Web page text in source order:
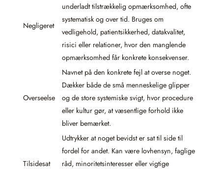
Negligeret
underladt tilstrækkelig opmærksomhed, ofte
systematisk og over tid. Bruges om
vedligehold, patientsikkerhed, datakvalitet,
risici eller relationer, hvor den manglende
opmærksomhed får konkrete konsekvenser.
Overseelse
Navnet på den konkrete fejl at overse noget.
Dækker både de små menneskelige glipper
og de store systemiske svigt, hvor procedure
eller kultur gør, at væsentlige forhold ikke
bliver bemærket.
Tilsidesat
Udtrykker at noget bevidst er sat til side til
fordel for andet. Kan være lovhensyn, faglige
råd, minoritetsinteresser eller vigtige